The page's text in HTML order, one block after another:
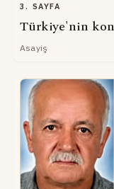
3. SAYFA
Türkiye'nin
Asayiş